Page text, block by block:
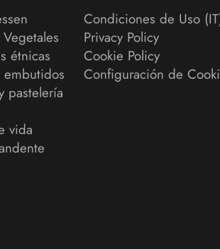
étnicas
embutidos
pastelería
vida
Condiciones de Uso
Privacy Policy
Cookie Policy
Configuración de